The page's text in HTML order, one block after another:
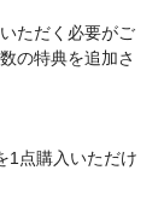
ただく必要がご
の特典を追加さ
1点購入いただけ